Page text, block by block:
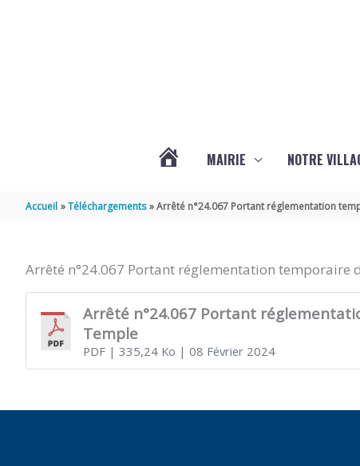
MAIRIE NOTRE
Accueil Téléchargements Arrêté n°24.067 Portant réglementation
Arrêté n°24.067 Portant réglementation temporaire
Arrêté n°24.067 Portant
Temple
PDF| 335,24 Ko | 08 Février 2024